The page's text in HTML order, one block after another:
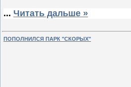
... Читать дальше »
ПОПОЛНИЛСЯ ПАРК "СКОРЫХ"